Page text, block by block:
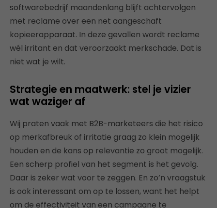
softwarebedrijf maandenlang blijft achtervolgen
met reclame over een net aangeschaft
kopieerapparaat. In deze gevallen wordt reclame
wél irritant en dat veroorzaakt merkschade. Dat is
niet wat je wilt.
Strategie en maatwerk: stel je vizier
wat waziger af
Wij praten vaak met B2B-marketeers die het risico
op merkafbreuk of irritatie graag zo klein mogelijk
houden en de kans op relevantie zo groot mogelijk.
Een scherp profiel van het segment is het gevolg.
Daar is zeker wat voor te zeggen. En zo’n vraagstuk
is ook interessant om op te lossen, want het helpt
om de effectiviteit van een campagne te